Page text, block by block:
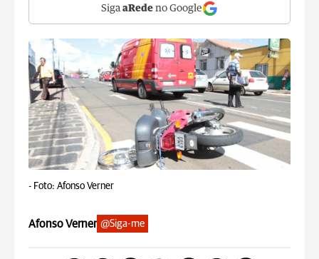
Siga aRede no Google
- Foto: Afonso Verner
Afonso Verner @Siga-me